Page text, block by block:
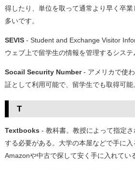
得したり、単位を取って通常より早く卒
多いです。
SEVIS - Student and Exchange Visitor
ウェブ上で留学生の情報を管理するシステ
Socail Security Number- アメリカで使
証として利用可能で、留学生でも取得可能
T
Textbooks - 教科書。教授によって指定
する必要がある。大学の本屋などで手に入
Amazonや中古で探して安く手に入れてい